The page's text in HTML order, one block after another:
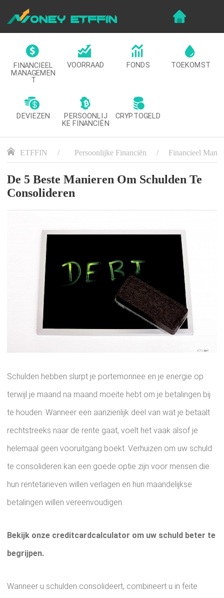
FINANCIEEL
MANAGEMEN
T
VOORRAAD FONDS TOEKOMST
DEVIEZEN PERSOONLIJ
KE FINANCIËN
CRYPTOGELD
ETFFIN Persoonlijke Financiën Financieel
De 5 Beste Manieren Om Schulden Te
Consolideren
Schulden hebben slurpt je portemonnee en je energie op
terwijl je maand na maand moeite hebt om je betalingen bij
te houden. Wanneer een aanzienlijk deel van wat je betaalt
rechtstreeks naar de rente gaat, voelt het vaak alsof je
helemaal geen vooruitgang boekt. Verhuizen om uw schuld
te consolideren kan een goede optie zijn voor mensen die
hun rentetarieven willen verlagen en hun maandelijkse
betalingen willen vereenvoudigen.
Bekijk onze creditcardcalculator om uw schuld beter te
begrijpen.
Wanneer u schulden consolideert, combineert u in feite